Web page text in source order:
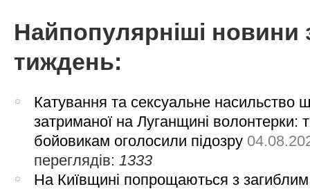
Найпопулярніші новини
тиждень:
Катування та сексуальне насильство
затриманої на Луганщині волонтерки:
бойовикам оголосили підозру
переглядів: 1333
На Київщині попрощаються з загиблим